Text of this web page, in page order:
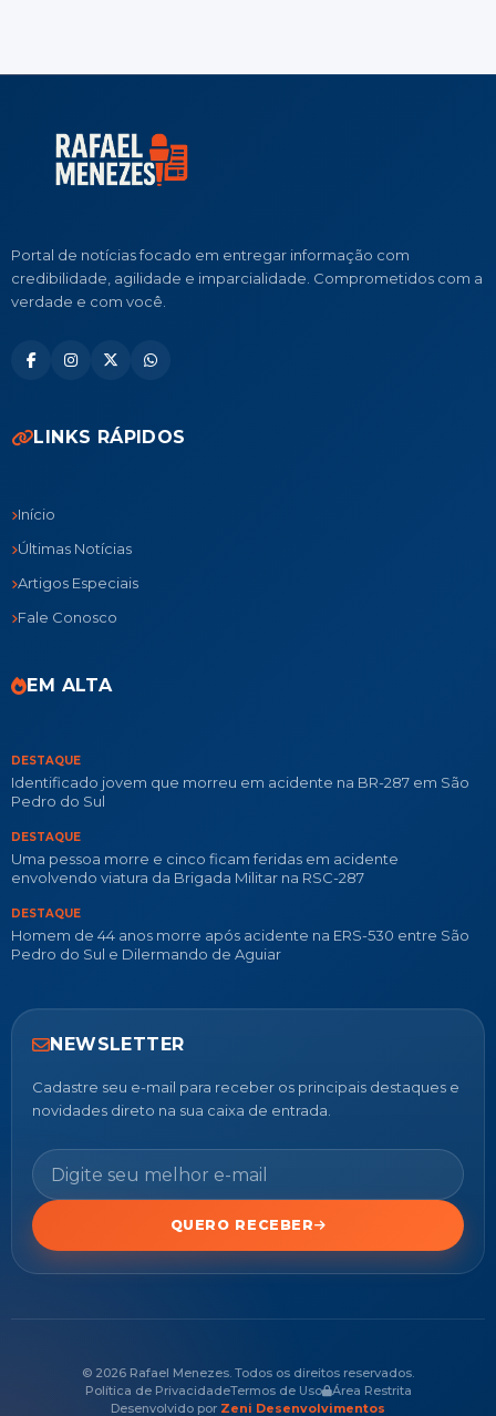
Portal de notícias focado em entregar informação com
credibilidade, agilidade e imparcialidade. Comprometidos com a
verdade e com você.
LINKS RÁPIDOS
Início
Últimas Notícias
Artigos Especiais
Fale Conosco
EM ALTA
DESTAQUE
Identificado jovem que morreu em acidente na BR-287 em São
Pedro do Sul
DESTAQUE
Uma pessoa morre e cinco ficam feridas em acidente
envolvendo viatura da Brigada Militar na RSC-287
DESTAQUE
Homem de 44 anos morre após acidente na ERS-530 entre São
Pedro do Sul e Dilermando de Aguiar
NEWSLETTER
Cadastre seu e-mail para receber os principais destaques e
novidades direto na sua caixa de entrada.
QUERO RECEBER
© 2026 Rafael Menezes. Todos os direitos reservados.
Política de PrivacidadeTermos de Uso
Área Restrita
Desenvolvido por Zeni Desenvolvimentos